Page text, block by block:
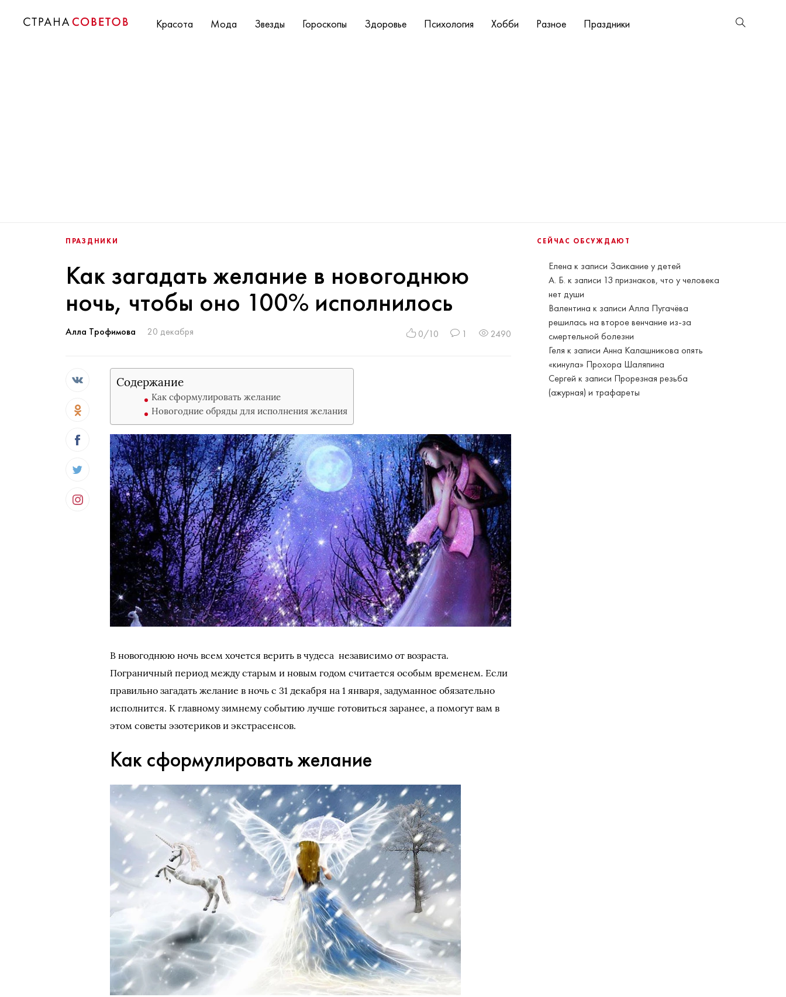
Красота Мода Звезды Гороскопы Здоровье Психология Хобби Разное Праздники
СЕЙЧАС ОБСУЖДАЮТ
Елена к записи Заикание у детей
А. Б. к записи 13 признаков, что у человека
нет души
Валентина к записиАлла Пугачёва
решилась на второе венчание из-за
смертельной болезни
Геля к записиАнна Калашникова опять
«кинула» Прохора Шаляпина
Сергей к записи Прорезная резьба
(ажурная) и трафареты
ПРАЗДНИКИ
Как загадать желание в новогоднюю
ночь, чтобы оно 100% исполнилось
Алла Трофимова 20 декабря 0/10 1 2490
Содержание
Как сформулировать желание
Новогодние обряды для исполнения желания
В новогоднюю ночь всем хочется верить в чудеса независимо от возраста.
Пограничный период между старым и новым годом считается особым временем. Если
правильно загадать желание в ночь с 31 декабря на 1 января, задуманное обязательно
исполнится. К главному зимнему событию лучше готовиться заранее, а помогут вам в
этом советы эзотериков и экстрасенсов.
Как сформулировать желание